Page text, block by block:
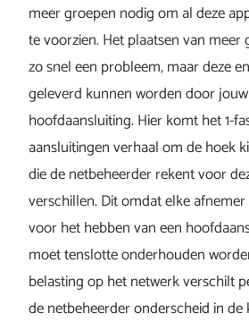
meer groepen nodig om al deze
te voorzien. Het plaatsen van
zo snel een probleem, maar deze
geleverd kunnen worden door jouw
hoofdaansluiting. Hier komt het 1-
aansluitingen verhaal om de hoek
die de netbeheerder rekent voor
verschillen. Dit omdat elke
voor het hebben van een
moet tenslotte onderhouden
belasting op het netwerk verschilt
de netbeheerder onderscheid in de